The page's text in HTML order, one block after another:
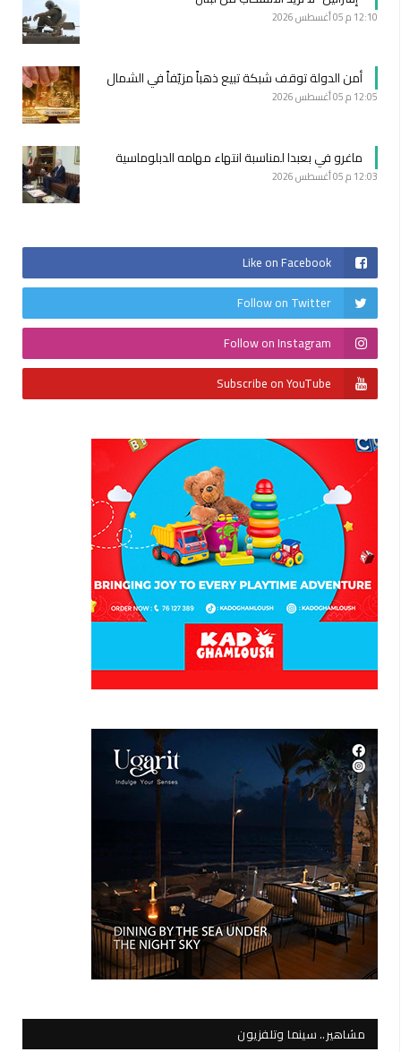
12:10 م 05 أغسطس 2026
أمن الدولة توقف شبكة تبيع ذهباً مزيّفاً في الشمال
12:05 م 05 أغسطس 2026
ماغرو في بعبدا لمناسبة انتهاء مهامه الدبلوماسية
12:03 م 05 أغسطس 2026
Like on Facebook
Follow on Twitter
Follow on Instagram
Subscribe on YouTube
مشاهير.. سينما وتلفزيون